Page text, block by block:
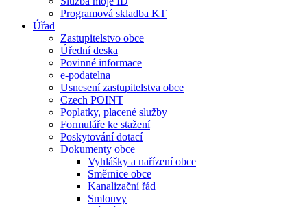
Programová skladba KT
Úřad
Zastupitelstvo obce
Úřední deska
Povinné informace
e-podatelna
Usnesení zastupitelstva obce
Czech POINT
Poplatky, placené služby
Formuláře ke stažení
Poskytování dotací
Dokumenty obce
Vyhlášky a nařízení obce
Směrnice obce
Kanalizační řád
Smlouvy